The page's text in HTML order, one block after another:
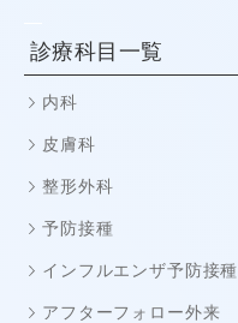
診療科目一覧
内科
皮膚科
整形外科
予防接種
インフルエンザ予防接種
アフターフォロー外来